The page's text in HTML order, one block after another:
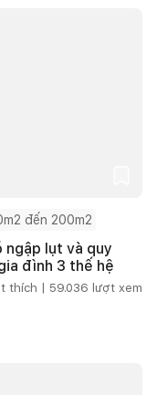
đến 200m2
ngập lụt và quy
đình 3 thế hệ
thích | 59.036 lượt xem